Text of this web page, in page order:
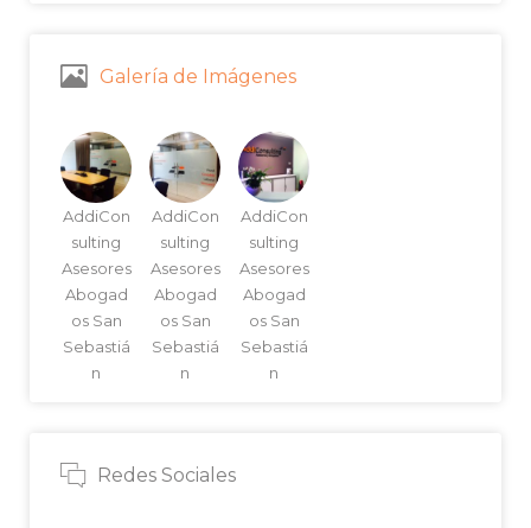
Galería de Imágenes
AddiCon
sulting
Asesores
Abogad
os San
Sebastiá
n
AddiCon
sulting
Asesores
Abogad
os San
Sebastiá
n
AddiCon
sulting
Asesores
Abogad
os San
Sebastiá
n
Redes Sociales